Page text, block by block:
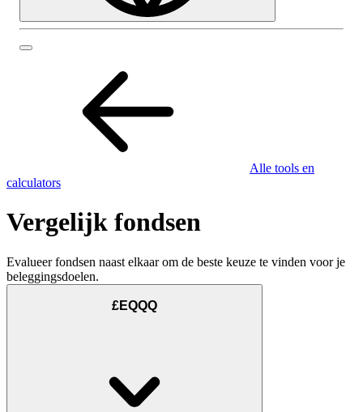
Alle tools en
calculators
Vergelijk fondsen
Evalueer fondsen naast elkaar om de beste keuze te vinden voor je
beleggingsdoelen.
£EQQQ